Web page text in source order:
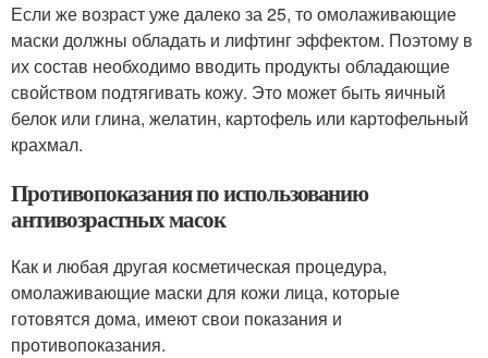
Если же возраст уже далеко за 25, то омолаживающие
маски должны обладать и лифтинг эффектом. Поэтому в
их состав необходимо вводить продукты обладающие
свойством подтягивать кожу. Это может быть яичный
белок или глина, желатин, картофель или картофельный
крахмал.
Противопоказания по использованию
антивозрастных масок
Как и любая другая косметическая процедура,
омолаживающие маски для кожи лица, которые
готовятся дома, имеют свои показания и
противопоказания.